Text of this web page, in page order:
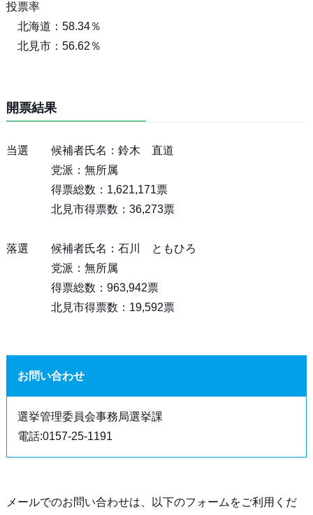
投票率
北海道：58.34％
北見市：56.62％
開票結果
当選 候補者氏名：鈴木 直道
党派：無所属
得票総数：1,621,171票
北見市得票数：36,273票
落選 候補者氏名：石川 ともひろ
党派：無所属
得票総数：963,942票
北見市得票数：19,592票
お問い合わせ
選挙管理委員会事務局選挙課
電話:0157-25-1191
メールでのお問い合わせは、以下のフォームをご利用くだ